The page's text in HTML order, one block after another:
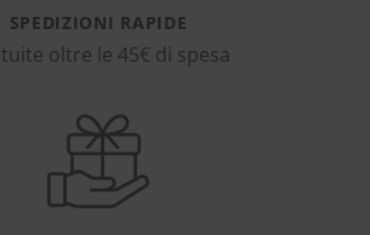
SPEDIZIONI RAPIDE
oltre le 45€ di spesa